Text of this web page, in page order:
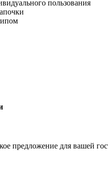
пользования
предложение для вашей